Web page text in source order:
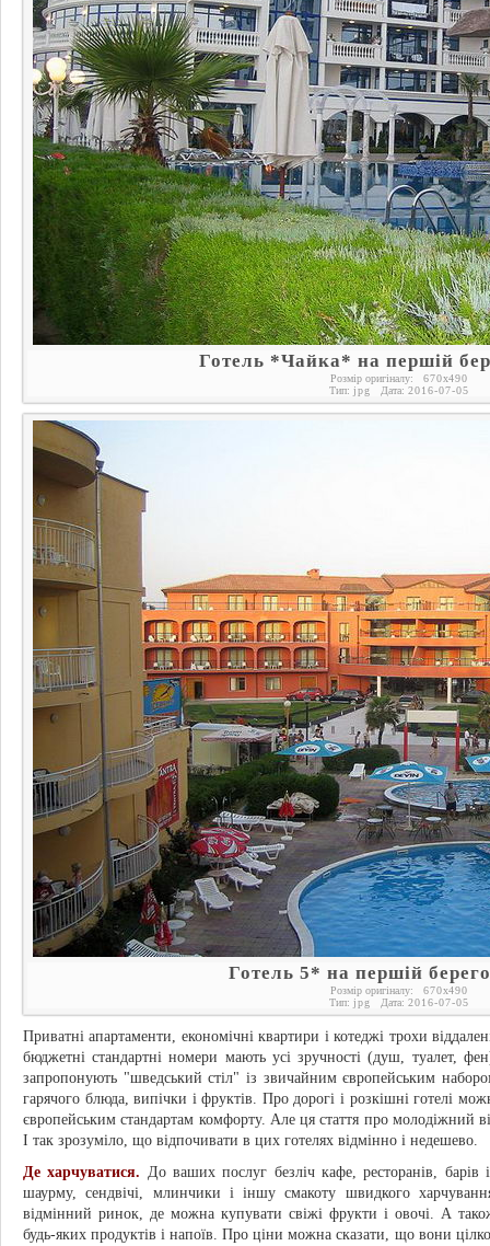
Готель *Чайка* на першій
Розмір оригіналу: 670x490
Тип: jpg Дата: 2016-07-05
Готель 5* на першій
Розмір оригіналу: 670x490
Тип: jpg Дата: 2016-07-05
Приватні апартаменти, економічні квартири і котеджі трохи
бюджетні стандартні номери мають усі зручності (душ, туалет,
запропонують "шведський стіл" із звичайним європейським
гарячого блюда, випічки і фруктів. Про дорогі і розкішні готелі
європейським стандартам комфорту. Але ця стаття про молодіжний
І так зрозуміло, що відпочивати в цих готелях відмінно і недешево.
Де харчуватися. До ваших послуг безліч кафе, ресторанів, барів
шаурму, сендвічі, млинчики і іншу смакоту швидкого
відмінний ринок, де можна купувати свіжі фрукти і овочі. А
будь-яких продуктів і напоїв. Про ціни можна сказати, що вони